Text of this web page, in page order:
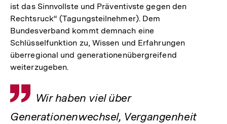
ist das Sinnvollste und Präventivste gegen den
Rechtsruck“ (Tagungsteilnehmer). Dem
Bundesverband kommt demnach eine
Schlüsselfunktion zu, Wissen und Erfahrungen
überregional und generationenübergreifend
weiterzugeben.
Zitat
Wir haben viel über
Generationenwechsel, Vergangenheit